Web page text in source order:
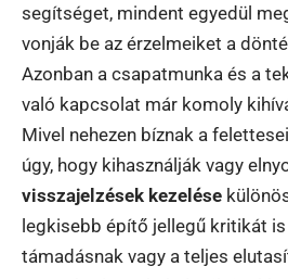
segítséget, mindent egyedül
vonják be az érzelmeiket a
Azonban a csapatmunka és a
való kapcsolat már komoly
Mivel nehezen bíznak a
úgy, hogy kihasználják vagy
visszajelzések kezelése
legkisebb építő jellegű kritikát
támadásnak vagy a teljes